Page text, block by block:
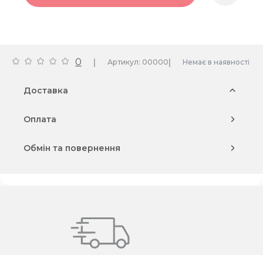
0 | Артикул: 00000| Немає в наявності
Доставка
Оплата
Обмін та повернення